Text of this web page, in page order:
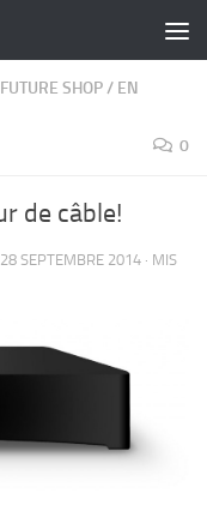
SHOP/ EN
0
de câble!
28 SEPTEMBRE 2014 · MIS